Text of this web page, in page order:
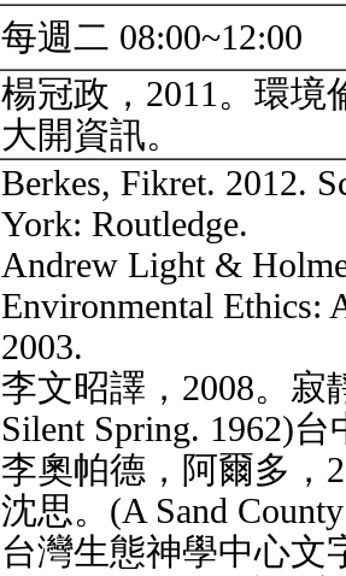
每週二 08:00~12:00
楊冠政，2011。環
大開資訊。
Berkes, Fikret. 2012.
York: Routledge.
Andrew Light &
Environmental Ethics:
2003.
李文昭譯，2008。寂
Silent Spring. 1962)
李奧帕德，阿爾多，
沈思。(A Sand
台灣生態神學中心文